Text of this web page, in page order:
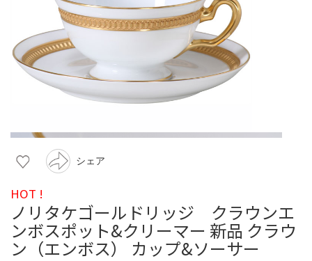
シェア
HOT !
ノリタケゴールドリッジ クラウンエ
ンボスポット&クリーマー 新品 クラウ
ン（エンボス） カップ&ソーサー